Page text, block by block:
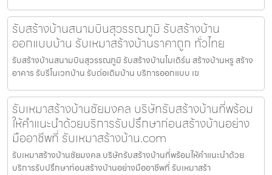
รับสร้างบ้านสนามบินสุวรรณภูมิ รับสร้างบ้าน
ออกแบบบ้าน รับเหมาสร้างบ้านราคาถูก ทั่วไทย
รับสร้างบ้านสนามบินสุวรรณภูมิ รับสร้างบ้านโมเดิร์น สร้างบ้านหรู สร้าง
อาคาร รับรีโนเวทบ้าน รับต่อเติมบ้าน บริการออกแบบ เข
รับเหมาสร้างบ้านชัยมงคล บริษัทรับสร้างบ้านที่พร้อม
ให้คำแนะนำด้วยบริการรับปรึกษาก่อนสร้างบ้านอย่าง
มืออาชีพที่ รับเหมาสร้างบ้าน.com
รับเหมาสร้างบ้านชัยมงคล บริษัทรับสร้างบ้านที่พร้อมให้คำแนะนำด้วย
บริการรับปรึกษาก่อนสร้างบ้านอย่างมืออาชีพที่ รับเหมาสร้า